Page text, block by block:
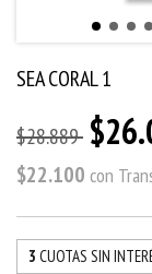
SEA CORAL 1
$28.889
$22.100 con
3 CUOTAS SIN